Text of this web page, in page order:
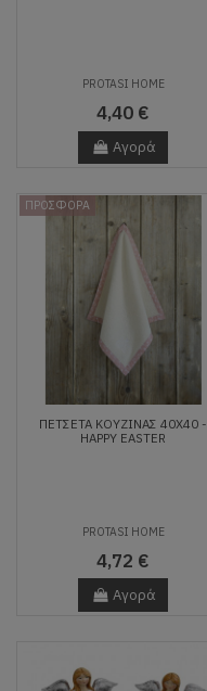
PROTASI HOME
4,40 €
Αγορά
ΠΡΟΣΦΟΡΑ
ΠΕΤΣΈΤΑ ΚΟΥΖΊΝΑΣ 40X40 -
HAPPY EASTER
PROTASI HOME
4,72 €
Αγορά